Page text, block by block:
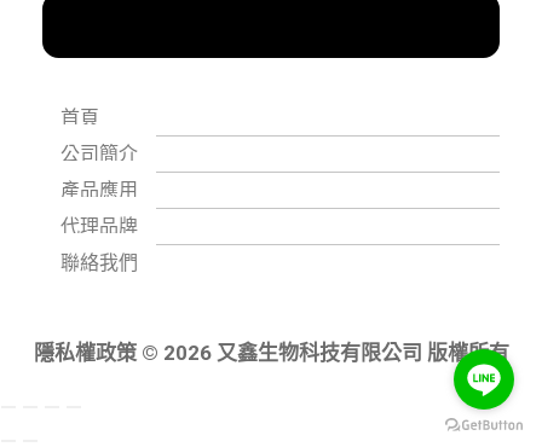
首頁
公司簡介
產品應用
代理品牌
聯絡我們
隱私權政策 © 2026 又鑫生物科技有限公司 版權所有